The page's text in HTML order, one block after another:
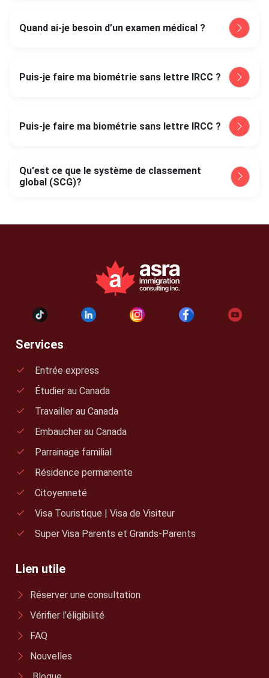
Quand ai-je besoin d’un examen médical ?
Puis-je faire ma biométrie sans lettre IRCC ?
Puis-je faire ma biométrie sans lettre IRCC ?
Qu'est ce que le système de classement
global (SCG)?
Services
Entrée express
Étudier au Canada
Travailler au Canada
Embaucher au Canada
Parrainage familial
Résidence permanente
Citoyenneté
Visa Touristique | Visa de Visiteur
Super Visa Parents et Grands-Parents
Lien utile
Réserver une consultation
Vérifier l’éligibilité
FAQ
Nouvelles